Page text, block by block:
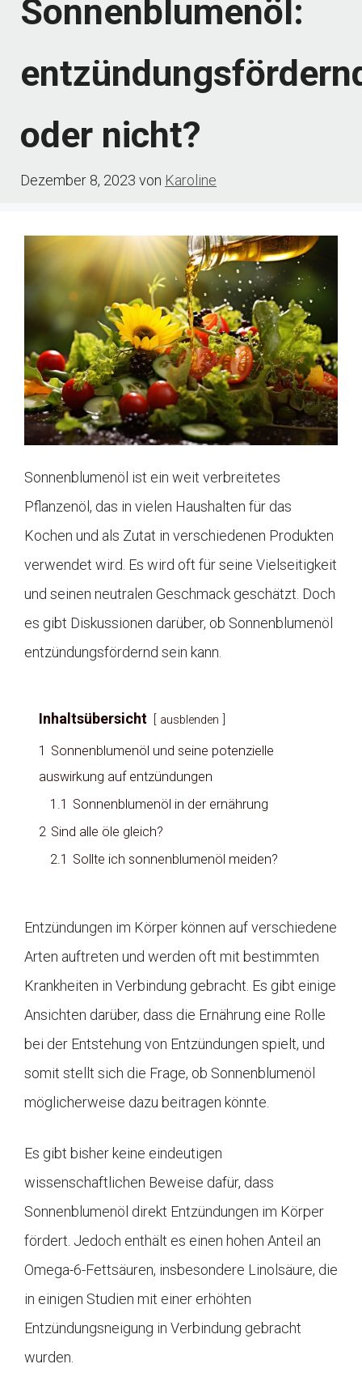
Sonnenblumenöl:
oder nicht?
Dezember 8, 2023 von Karoline
Sonnenblumenöl ist ein weit verbreitetes
Pflanzenöl, das in vielen Haushalten für das
Kochen und als Zutat in verschiedenen Produkten
verwendet wird. Es wird oft für seine Vielseitigkeit
und seinen neutralen Geschmack geschätzt. Doch
es gibt Diskussionen darüber, ob Sonnenblumenöl
entzündungsfördernd sein kann.
Inhaltsübersicht ausblenden
1 Sonnenblumenöl und seine potenzielle
auswirkung auf entzündungen
1.1 Sonnenblumenöl in der ernährung
2 Sind alle öle gleich?
2.1 Sollte ich sonnenblumenöl meiden?
Entzündungen im Körper können auf verschiedene
Arten auftreten und werden oft mit bestimmten
Krankheiten in Verbindung gebracht. Es gibt einige
Ansichten darüber, dass die Ernährung eine Rolle
bei der Entstehung von Entzündungen spielt, und
somit stellt sich die Frage, ob Sonnenblumenöl
möglicherweise dazu beitragen könnte.
Es gibt bisher keine eindeutigen
wissenschaftlichen Beweise dafür, dass
Sonnenblumenöl direkt Entzündungen im Körper
fördert. Jedoch enthält es einen hohen Anteil an
Omega-6-Fettsäuren, insbesondere Linolsäure, die
in einigen Studien mit einer erhöhten
Entzündungsneigung in Verbindung gebracht
wurden.